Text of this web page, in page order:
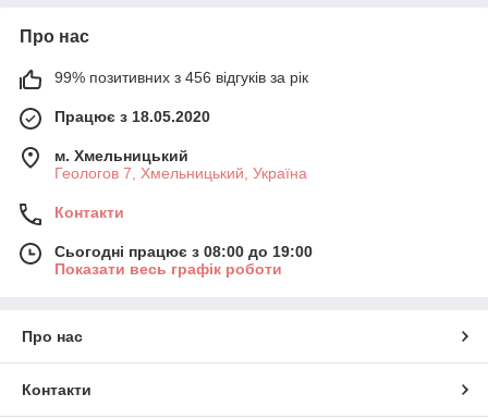
Про нас
99% позитивних з 456 відгуків за рік
Працює з 18.05.2020
м. Хмельницький
Геологов 7, Хмельницький, Україна
Контакти
Сьогодні працює з 08:00 до 19:00
Показати весь графік роботи
Про нас
Контакти